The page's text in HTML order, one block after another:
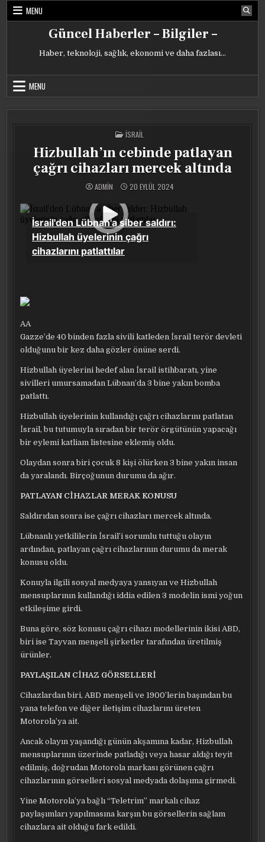
Skip
MENU
Güncel Haberler – Bilgiler –
Haber, teknoloji, sağlık, ekonomi ve daha fazlası…
MENU
POSTED
IN
İSRAIL
Hizbullah’ın cebinde patlayan
çağrı cihazları mercek altında
ADMIN 20 EYLÜL 2024
AA
Gazze’de 40 binden fazla sivili katleden İsrail terör devleti
olduğunu bir kez daha gözler önüne serdi.
Hizbullah üyelerini hedef alan İsrail istihbaratı, yine
sivilleri umursamadan Lübnan’da 3 bine yakın bomba
patlattı.
Hizbullah üyelerinin kullandığı çağrı cihazlarını patlatan
İsrail, bu tutumuyla sıradan bir terör örgütünün yapacağı
bir eylemi katliam listesine eklemiş oldu.
Olaydan sonra biri çocuk 8 kişi ölürken 3 bine yakın insan
da yaralandı. Birçoğunun durumu da ağır.
PATLAYAN CİHAZLAR MERAK KONUSU
Saldırıdan sonra ise çağrı cihazları mercek altında.
Lübnanlı yetkililerin İsrail’i sorumlu tuttuğu olayın
ardından, patlayan çağrı cihazlarının durumu da merak
konusu oldu.
Konuyla ilgili sosyal medyaya yansıyan ve Hizbullah
mensuplarının kullandığı iddia edilen 3 modelin ismi yoğun
etkileşime girdi.
Buna göre, söz konusu çağrı cihazı modellerinin ikisi ABD,
biri ise Tayvan menşeli şirketler tarafından üretilmiş
ürünler.
PAYLAŞILAN CİHAZ GÖRSELLERİ
Cihazlardan biri, ABD menşeli ve 1900’lerin başından bu
yana telefon ve diğer iletişim cihazlarını üreten
Motorola’ya ait.
Ancak olayın yaşandığı günün akşamına kadar, Hizbullah
mensuplarının üzerinde patladığı veya hasar aldığı teyit
edilmiş, doğrudan Motorola markası görünen çağrı
cihazlarının görselleri sosyal medyada dolaşıma girmedi.
Yine Motorola’ya bağlı “Teletrim” markalı cihaz
paylaşımları yapılmasına karşın bu görsellerin sağlam
cihazlara ait olduğu fark edildi.